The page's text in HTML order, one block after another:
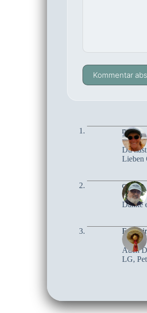
Kommentar
moni
Du
Lieben
czoczo
Danke
Auch
LG,